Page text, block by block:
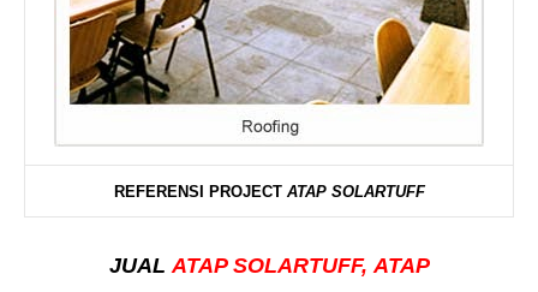
REFERENSI PROJECT ATAP SOLARTUFF
JUALATAP SOLARTUFF, ATAP